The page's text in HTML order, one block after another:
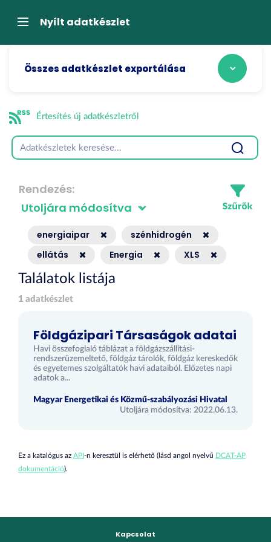
átugrásaNavigációNyílt adatkészlet
Összes adatkészlet exportálása
Értesítés új adatkészletről
Rendezés
energiaipar
szénhidrogén
ellátás
Energia XLS
Találatok listája
1 adatkészlet
Földgázipari Társaságok adatai
Havi összefoglaló táblázat a földgázszállítási-
rendszerüzemeltető, földgáz tárolók, földgáz kereskedők
és egyetemes szolgáltatók havi adataiból. Előzetes napi
adatok a...
Magyar Energetikai és Közmű-szabályozási Hivatal
Utoljára módosítva: 2022.06.13.
Ez a katalógus az API-n keresztül is elérhető (lásd angol nyelvű DCAT-AP
dokumentáció).
Kapcsolat